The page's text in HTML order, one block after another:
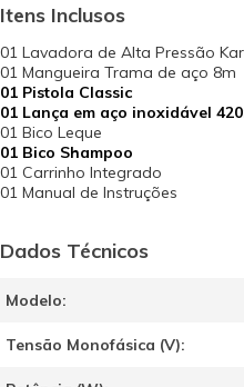
Itens Inclusos
01 Lavadora de Alta Pressão
01 Mangueira Trama de aço 8m
01 Pistola Classic
01 Lança em aço inoxidável
01 Bico Leque
01 Bico Shampoo
01 Carrinho Integrado
01 Manual de Instruções
Dados Técnicos
Modelo:
Tensão Monofásica (V):